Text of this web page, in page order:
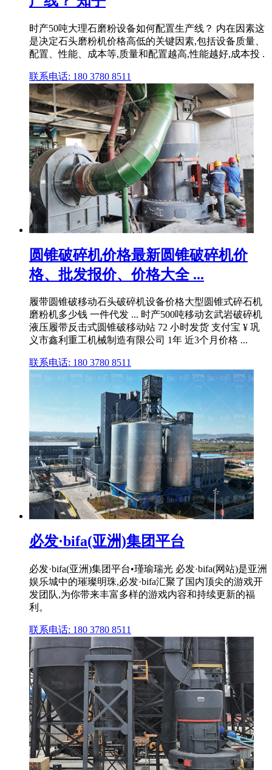
时产50吨大理石磨粉设备如何配置生产线？ 内在因素这
是决定石头磨粉机价格高低的关键因素,包括设备质量、
配置、性能、成本等,质量和配置越高,性能越好,成本投 .
联系电话: 180 3780 8511
圆锥破碎机价格最新圆锥破碎机价
格、批发报价、价格大全 ...
履带圆锥破移动石头破碎机设备价格大型圆锥式碎石机
磨粉机多少钱 一件代发 ... 时产500吨移动玄武岩破碎机
液压履带反击式圆锥破移动站 72 小时发货 支付宝 ¥ 巩
义市鑫利重工机械制造有限公司 1年 近3个月价格 ...
联系电话: 180 3780 8511
必发·bifa(亚洲)集团平台
必发·bifa(亚洲)集团平台•瑾瑜瑞光 必发·bifa(网站)是亚洲
娱乐城中的璀璨明珠,必发·bifa汇聚了国内顶尖的游戏开
发团队,为你带来丰富多样的游戏内容和持续更新的福
利。
联系电话: 180 3780 8511